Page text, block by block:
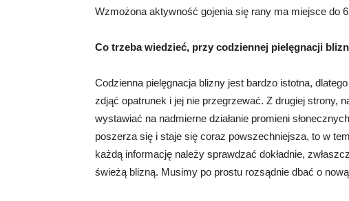
Wzmożona aktywność gojenia się rany ma miejsce do
Co trzeba wiedzieć, przy codziennej pielęgnacji
Codzienna pielęgnacja blizny jest bardzo istotna,
zdjąć opatrunek i jej nie przegrzewać. Z drugiej strony,
wystawiać na nadmierne działanie promieni
poszerza się i staje się coraz powszechniejsza, to w
każdą informację należy sprawdzać dokładnie,
świeżą blizną. Musimy po prostu rozsądnie dbać o